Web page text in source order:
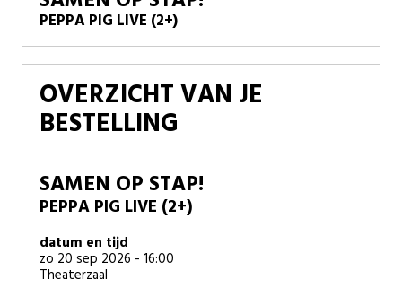
PEPPA PIG LIVE (2+)
OVERZICHT VAN JE
BESTELLING
SAMEN OP STAP!
PEPPA PIG LIVE (2+)
datum en tijd
zo 20 sep 2026 - 16:00
Theaterzaal